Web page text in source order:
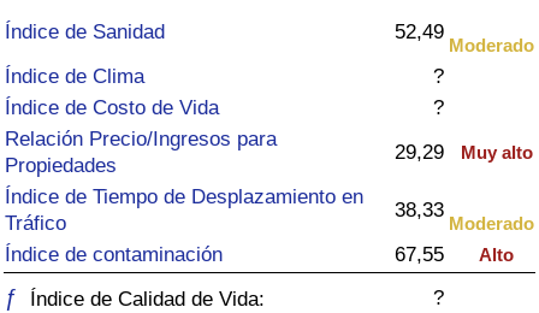
Índice de Sanidad 52,49
Moderado
Índice de Clima
?
Índice de Costo de Vida
?
Relación Precio/Ingresos para
Propiedades
29,29 Muy alto
Índice de Tiempo de Desplazamiento en
Tráfico
38,33
Moderado
Índice de contaminación 67,55 Alto
ƒ Índice de Calidad de Vida: ?
en aqaba
Delincuencia
Calificación del Índice de Criminalidad
(Actual)
Índice de Criminalidad
Sanidad